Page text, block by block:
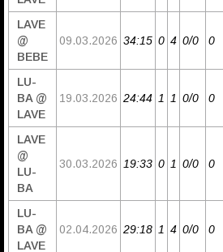
LAVE
@
BEBE
09.03.2026 34:15 0 4 0/0 0
LU-
BA @
LAVE
19.03.2026 24:44 1 1 0/0 0
LAVE
@
LU-
BA
30.03.2026 19:33 0 1 0/0 0
LU-
BA @
LAVE
02.04.2026 29:18 1 4 0/0 0